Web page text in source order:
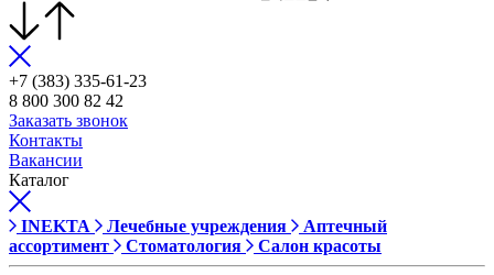
+7 (383) 335-61-23
8 800 300 82 42
Заказать звонок
Контакты
Вакансии
Каталог
INEKTA Лечебные учреждения
Аптечный
ассортимент
Стоматология Салон красоты